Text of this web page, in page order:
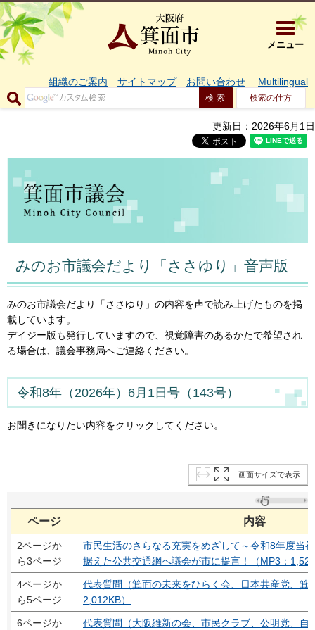
大阪府箕
メニュー
組織のご案内 サイトマップ お問い合わせ Multilingual
検索の仕方
更新日：2026年6月1日
みのお市議会だより「ささゆり」音声版
みのお市議会だより「ささゆり」の内容を声で読み上げたものを掲
載しています。
デイジー版も発行していますので、視覚障害のあるかたで希望され
る場合は、議会事務局へご連絡ください。
令和8年（2026年）6月1日号（143号）
お聞きになりたい内容をクリックしてください。
画面サイズで表示
ページ 内容
2ページか
ら3ページ
市民生活のさらなる充実をめざして～令和8年度当
据えた公共交通網へ議会が市に提言！（MP3：
4ページか
ら5ページ
代表質問（箕面の未来をひらく会、日本共産党、箕
2,012KB）
6ページか
代表質問（大阪維新の会、市民クラブ、公明党、自